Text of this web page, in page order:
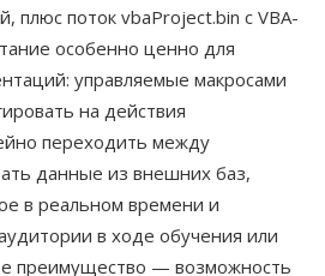
плюс поток vbaProject.bin с VBA-
особенно ценно для
управляемые макросами
на действия
переходить между
данные из внешних баз,
в реальном времени и
в ходе обучения или
преимущество — возможность